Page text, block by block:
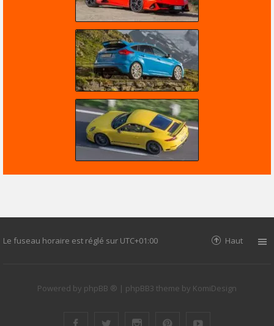
Le fuseau horaire est réglé sur UTC+01:00 Haut
Powered by phpBB ® | phpBB3 theme by KomiDesign